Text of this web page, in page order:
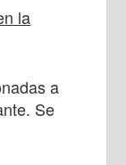
la
a
Se